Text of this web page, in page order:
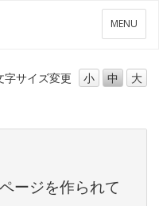
メ
ニ
ー
MENU
字サイズ変更 小 中 大
ージを作られて